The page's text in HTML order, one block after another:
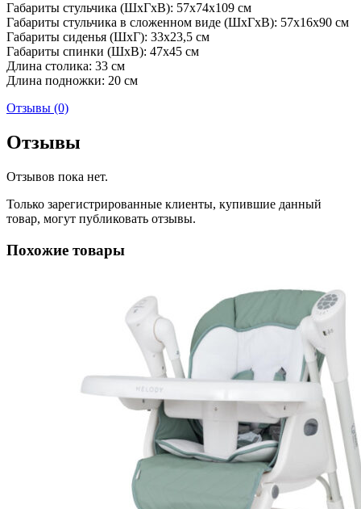
Габариты стульчика (ШхГхВ): 57х74х109 см
Габариты стульчика в сложенном виде (ШхГхВ): 57х16х90 см
Габариты сиденья (ШхГ): 33х23,5 см
Габариты спинки (ШхВ): 47х45 см
Длина столика: 33 см
Длина подножки: 20 см
Отзывы (0)
Отзывы
Отзывов пока нет.
Только зарегистрированные клиенты, купившие данный
товар, могут публиковать отзывы.
Похожие товары